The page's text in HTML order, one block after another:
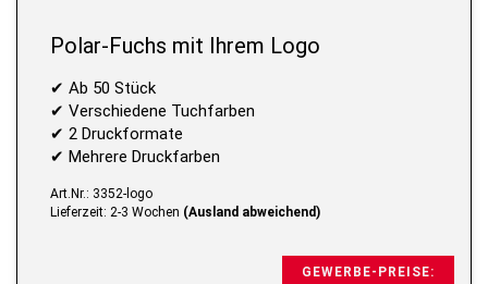
Polar-Fuchs mit Ihrem Logo
✔ Ab 50 Stück
✔ Verschiedene Tuchfarben
✔ 2 Druckformate
✔ Mehrere Druckfarben
Art.Nr.: 3352-logo
Lieferzeit: 2-3 Wochen (Ausland abweichend)
GEWERBE-PREISE: